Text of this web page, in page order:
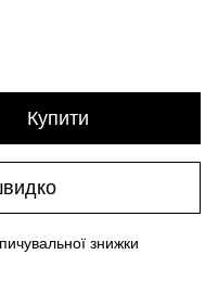
Купити
знижки